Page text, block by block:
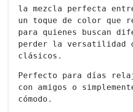
la mezcla perfecta
un toque de color que
para quienes buscan
perder la versatilidad
clásicos.
Perfecto para días
con amigos o
cómodo.